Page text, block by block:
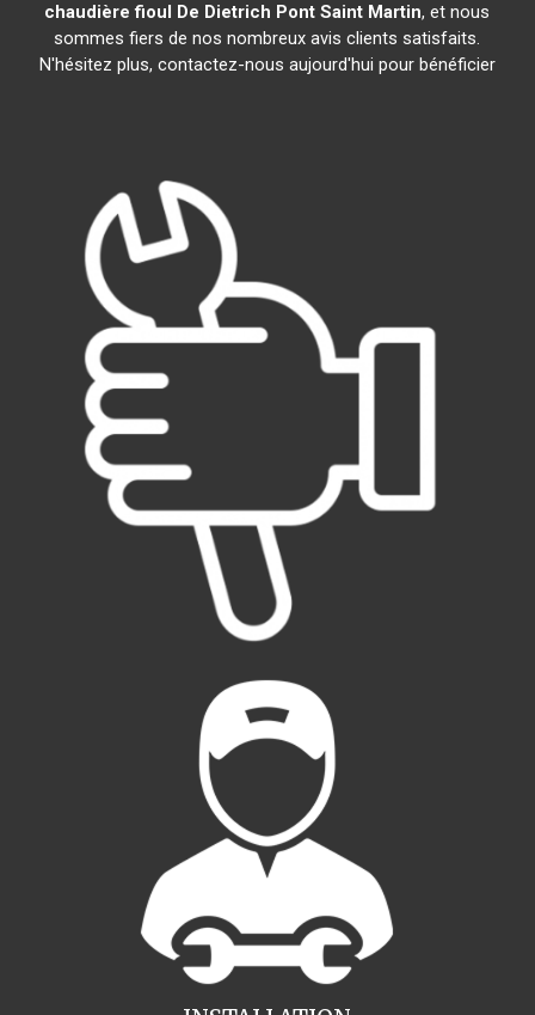
chaudière fioul De Dietrich Pont Saint Martin, et nous
sommes fiers de nos nombreux avis clients satisfaits.
N'hésitez plus, contactez-nous aujourd'hui pour bénéficier